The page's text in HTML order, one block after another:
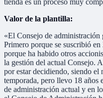
Valor de la plantilla:
«El Consejo de administración
Primero porque se suscribió
porque ha habido otros
la gestión del actual Consejo.
por estar decidiendo, siendo el
temporada, pero llevo 18 años
de administración actual y en